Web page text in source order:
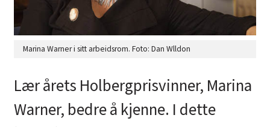
Marina Warner i sitt arbeidsrom. Foto: Dan Wlldon
Lær årets Holbergprisvinner, Marina
Warner, bedre å kjenne. I dette